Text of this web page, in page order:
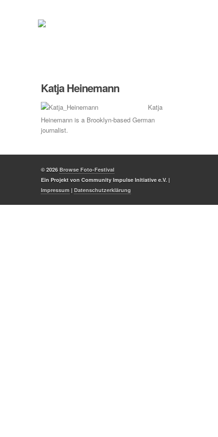
Katja Heinemann
Katja
Heinemann is a Brooklyn-based German
journalist.
© 2026 Browse Foto-Festival
Ein Projekt von Community Impulse Initiative e.V. |
Impressum | Datenschutzerklärung